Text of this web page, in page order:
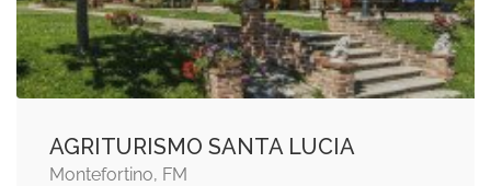
AGRITURISMO SANTA LUCIA
Montefortino, FM